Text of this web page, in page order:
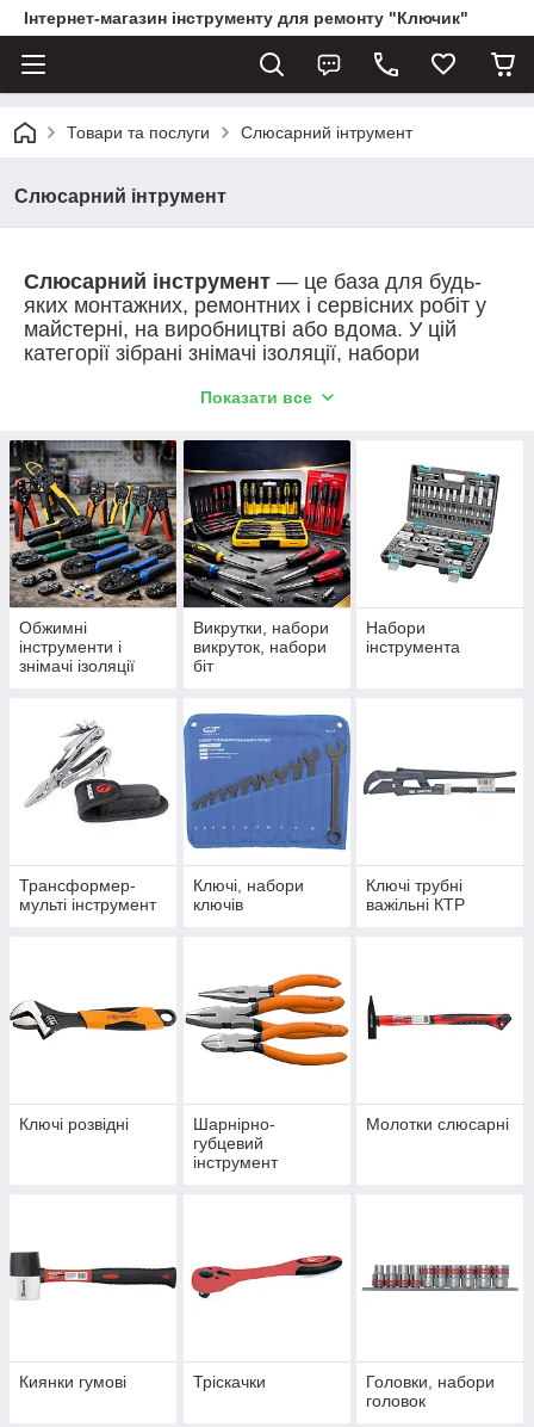
Інтернет-магазин інструменту для ремонту "Ключик"
Товари та послуги Слюсарний інтрумент
Слюсарний інтрумент
Слюсарний інструмент — це база для будь-
яких монтажних, ремонтних і сервісних робіт у
майстерні, на виробництві або вдома. У цій
категорії зібрані знімачі ізоляції, набори
трансформери, набори ключів, трубні та
та слюсарні тиски. Інструменти забезпечують
точність, надійність і зручність під час роботи з
кріпленням, проводкою, металевими деталями
та вузлами. Обирайте якісні рішення для
професійного та побутового використання —
від базових комплектів до спеціалізованого
оснащення для складних завдань. Оптимально
для автосервісу, електромонтажу, сантехнічних і
слюсарних робіт.
Показати все
Обжимні
інструменти і
знімачі ізоляції
Викрутки, набори
викруток, набори
біт
Набори
інструмента
Трансформер-
мульті інструмент
Ключі, набори
ключів
Ключі трубні
важільні КТР
Ключі розвідні
Шарнірно-
губцевий
інструмент
Молотки слюсарні
Киянки гумові Тріскачки
Головки, набори
головок